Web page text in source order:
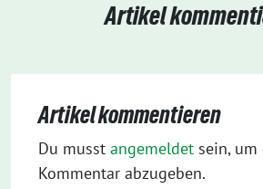
Artikel
Artikel kommentieren
Du musst angemeldet sein, um
Kommentar abzugeben.